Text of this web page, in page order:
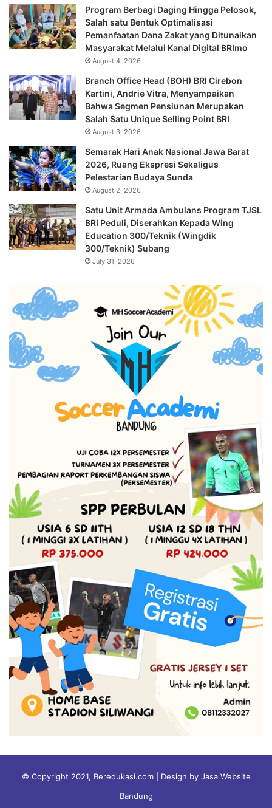
Program Berbagi Daging Hingga Pelosok,
Salah satu Bentuk Optimalisasi
Pemanfaatan Dana Zakat yang Ditunaikan
Masyarakat Melalui Kanal Digital BRImo
August 4, 2026
Branch Office Head (BOH) BRI Cirebon
Kartini, Andrie Vitra, Menyampaikan
Bahwa Segmen Pensiunan Merupakan
Salah Satu Unique Selling Point BRI
August 3, 2026
Semarak Hari Anak Nasional Jawa Barat
2026, Ruang Ekspresi Sekaligus
Pelestarian Budaya Sunda
August 2, 2026
Satu Unit Armada Ambulans Program TJSL
BRI Peduli, Diserahkan Kepada Wing
Education 300/Teknik (Wingdik
300/Teknik) Subang
July 31, 2026
© Copyright 2021, Beredukasi.com | Design by Jasa Website
Bandung